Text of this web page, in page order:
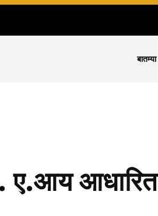
बातम्या
ए.आय आधारित